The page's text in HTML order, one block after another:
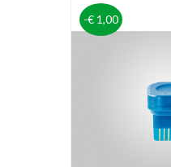
-€ 1,00